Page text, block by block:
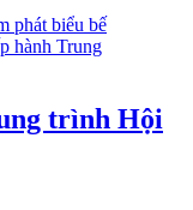
trình Hội